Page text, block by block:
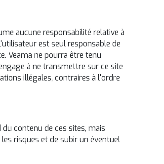
aucune responsabilité relative à
est seul responsable de
Veama ne pourra être tenu
à ne transmettre sur ce site
illégales, contraires à l'ordre
contenu de ces sites, mais
risques et de subir un éventuel